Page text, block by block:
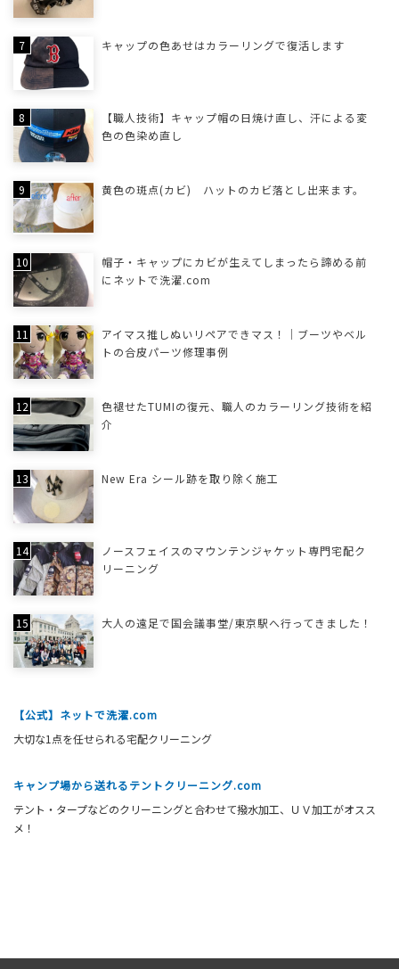
キャップの色あせはカラーリングで復活します
【職人技術】キャップ帽の日焼け直し、汗による変
色の色染め直し
黄色の斑点(カビ) ハットのカビ落とし出来ます。
帽子・キャップにカビが生えてしまったら諦める前
にネットで洗濯.com
アイマス推しぬいリペアできマス！｜ブーツやベル
トの合皮パーツ修理事例
色褪せたTUMIの復元、職人のカラーリング技術を紹
介
New Era シール跡を取り除く施工
ノースフェイスのマウンテンジャケット専門宅配ク
リーニング
大人の遠足で国会議事堂/東京駅へ行ってきました！
【公式】ネットで洗濯.com
大切な1点を任せられる宅配クリーニング
キャンプ場から送れるテントクリーニング.com
テント・タープなどのクリーニングと合わせて撥水加工、ＵＶ加工がオスス
メ！